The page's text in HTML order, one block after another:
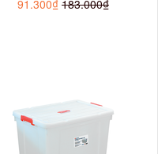
91.300₫ 183.000₫